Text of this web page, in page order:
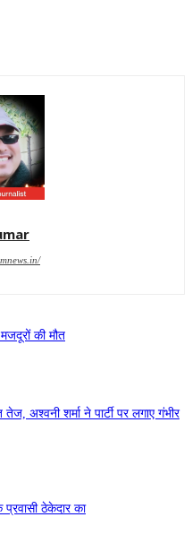
की मौत
अश्वनी शर्मा ने पार्टी पर लगाए गंभीर
ठेकेदार का